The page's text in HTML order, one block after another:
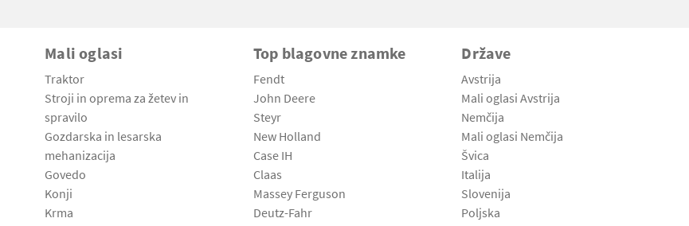
Mali oglasi
Traktor
Stroji in oprema za žetev in
spravilo
Gozdarska in lesarska
mehanizacija
Govedo
Konji
Krma
Top blagovne znamke
Fendt
John Deere
Steyr
New Holland
Case IH
Claas
Massey Ferguson
Deutz-Fahr
Države
Avstrija
Mali oglasi Avstrija
Nemčija
Mali oglasi Nemčija
Švica
Italija
Slovenija
Poljska